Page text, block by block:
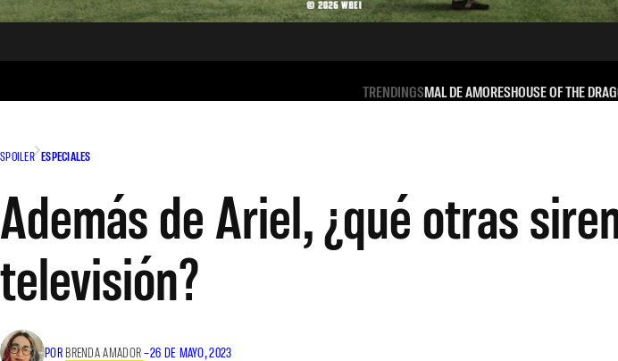
TRENDINGSMAL DE AMORESHOUSE OF THE
SPOILER ESPECIALES
Además de Ariel, ¿qué otras
televisión?
POR BRENDA AMADOR–26 DE MAYO, 2023